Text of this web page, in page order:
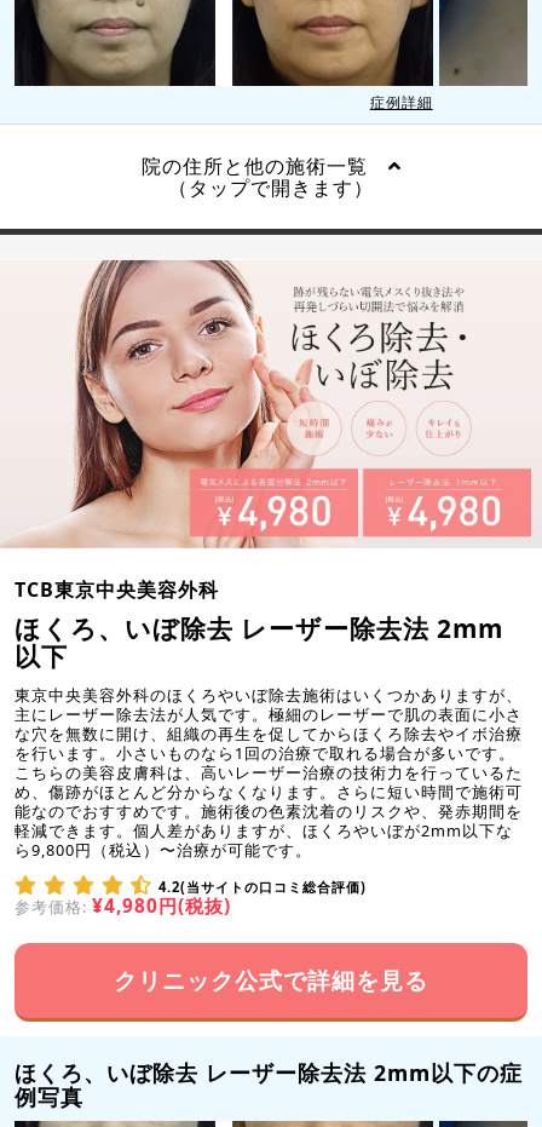
症例詳細
院の住所と他の施術一覧
（タップで開きます）
TCB東京中央美容外科
ほくろ、いぼ除去 レーザー除去法 2mm
以下
東京中央美容外科のほくろやいぼ除去施術はいくつかありますが、
主にレーザー除去法が人気です。極細のレーザーで肌の表面に小さ
な穴を無数に開け、組織の再生を促してからほくろ除去やイボ治療
を行います。小さいものなら1回の治療で取れる場合が多いです。
こちらの美容皮膚科は、高いレーザー治療の技術力を行っているた
め、傷跡がほとんど分からなくなります。さらに短い時間で施術可
能なのでおすすめです。施術後の色素沈着のリスクや、発赤期間を
軽減できます。個人差がありますが、ほくろやいぼが2mm以下な
ら9,800円（税込）〜治療が可能です。
4.2(当サイトの口コミ総合評価)
参考価格: ¥4,980円(税抜)
クリニック公式で詳細を見る
ほくろ、いぼ除去 レーザー除去法 2mm以下の症
例写真